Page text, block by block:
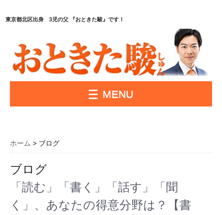
東京都北区出身 3児の父 『おときた駿』です！
MENU
ホーム > ブログ
ブログ
「読む」「書く」「話す」「聞
く」、あなたの得意分野は？【書